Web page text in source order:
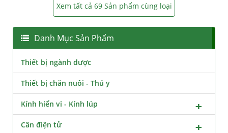
Xem tất cả 69 Sản phẩm cùng loại
Danh Mục Sản Phẩm
Thiết bị ngành dược
Thiết bị chăn nuôi - Thú y
Kính hiển vi - Kính lúp
Cân điện tử